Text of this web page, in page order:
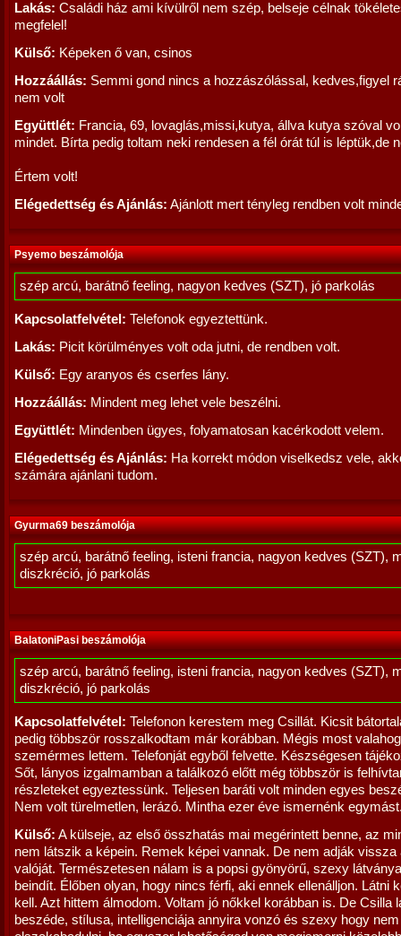
Lakás: Családi ház ami kívülről nem szép, belseje célnak
megfelel!
Külső: Képeken ő van, csinos
Hozzáállás: Semmi gond nincs a hozzászólással, kedves,figyel
nem volt
Együttlét: Francia, 69, lovaglás,missi,kutya, állva kutya szóval
mindet. Bírta pedig toltam neki rendesen a fél órát túl is léptük,de
Értem volt!
Elégedettség és Ajánlás: Ajánlott mert tényleg rendben volt
Psyemo beszámolója
szép arcú, barátnő feeling, nagyon kedves (SZT), jó parkolás
Kapcsolatfelvétel: Telefonok egyeztettünk.
Lakás: Picit körülményes volt oda jutni, de rendben volt.
Külső: Egy aranyos és cserfes lány.
Hozzáállás: Mindent meg lehet vele beszélni.
Együttlét: Mindenben ügyes, folyamatosan kacérkodott velem.
Elégedettség és Ajánlás: Ha korrekt módon viselkedsz vele,
számára ajánlani tudom.
Gyurma69 beszámolója
szép arcú, barátnő feeling, isteni francia, nagyon kedves (SZT),
diszkréció, jó parkolás
BalatoniPasi beszámolója
szép arcú, barátnő feeling, isteni francia, nagyon kedves (SZT),
diszkréció, jó parkolás
Kapcsolatfelvétel: Telefonon kerestem meg Csillát. Kicsit
pedig többször rosszalkodtam már korábban. Mégis most
szemérmes lettem. Telefonját egyből felvette. Készségesen
Sőt, lányos izgalmamban a találkozó előtt még többször is
részleteket egyeztessünk. Teljesen baráti volt minden egyes
Nem volt türelmetlen, lerázó. Mintha ezer éve ismernénk
Külső: A külseje, az első összhatás mai megérintett benne, az
nem látszik a képein. Remek képei vannak. De nem adják vissza
valóját. Természetesen nálam is a popsi gyönyörű, szexy
beindít. Élőben olyan, hogy nincs férfi, aki ennek ellenálljon. Látni
kell. Azt hittem álmodom. Voltam jó nőkkel korábban is. De Csilla
beszéde, stílusa, intelligenciája annyira vonzó és szexy hogy